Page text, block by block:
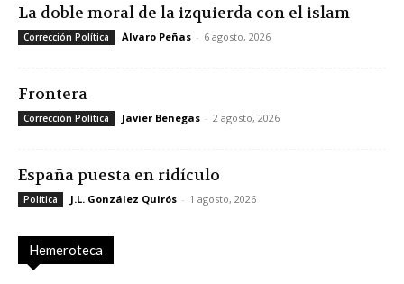
La doble moral de la izquierda con el islam
Corrección Política Álvaro Peñas - 6 agosto, 2026
Frontera
Corrección Política Javier Benegas - 2 agosto, 2026
España puesta en ridículo
Política J.L. González Quirós - 1 agosto, 2026
Hemeroteca